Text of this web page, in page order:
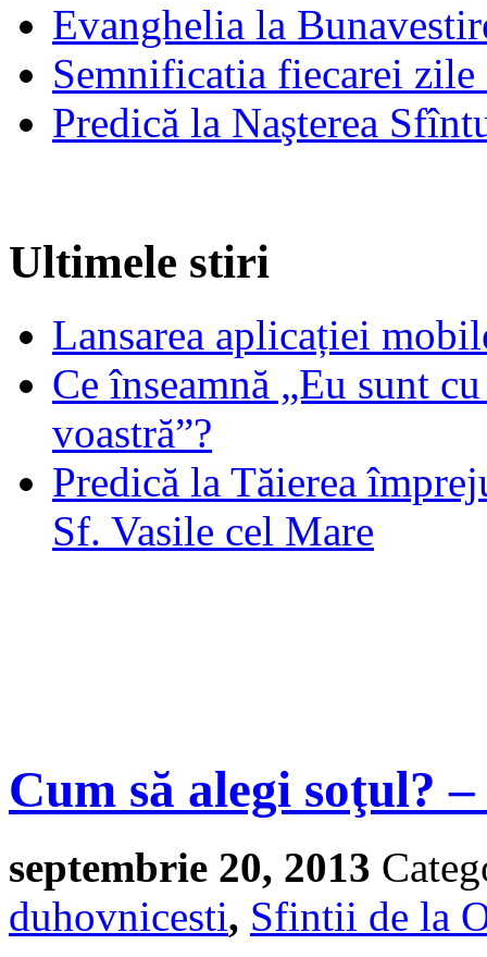
Evanghelia la
Semnificatia fiecarei
Predică la Naşterea
Ultimele stiri
Lansarea aplicației
Ce înseamnă „Eu sunt
voastră”?
Predică la Tăierea
Sf. Vasile cel Mare
Cum să alegi soţul?
septembrie 20, 2013
duhovnicesti, Sfintii de la